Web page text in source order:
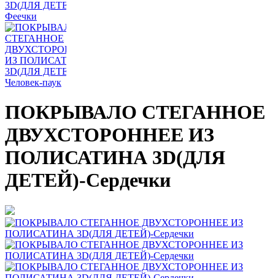
ПОКРЫВАЛО СТЕГАННОЕ
ДВУХСТОРОННЕЕ ИЗ
ПОЛИСАТИНА 3D(ДЛЯ
ДЕТЕЙ)-Сердечки